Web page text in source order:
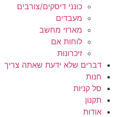
כונני דיסקים/צורבים
מעבדים
מארזי מחשב
לוחות אם
זיכרונות
דברים שלא ידעת שאתה צריך
חנות
סל קניות
תקנון
אודות